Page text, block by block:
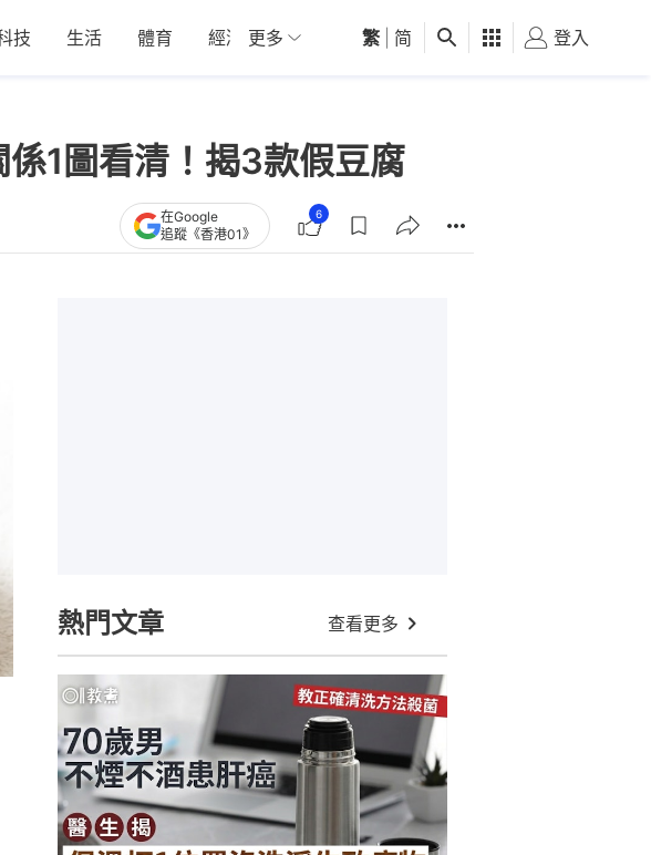
技 生活 體育 經濟 01深圳 觀點 健康 好食玩飛
更多 繁 简 登入
1圖看清！揭3款假豆腐
在Google
追蹤《香港01》
6
熱門文章 查看更多